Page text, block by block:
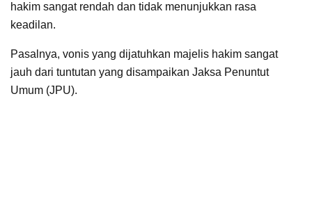
hakim sangat rendah dan tidak menunjukkan rasa
keadilan.
Pasalnya, vonis yang dijatuhkan majelis hakim sangat
jauh dari tuntutan yang disampaikan Jaksa Penuntut
Umum (JPU).